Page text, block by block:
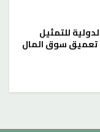
للتمثيل
تعميق سوق المال